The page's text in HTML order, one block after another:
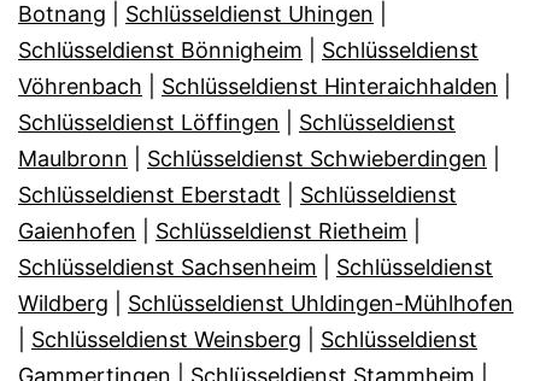
Botnang
Schlüsseldienst Uhingen
Schlüsseldienst Bönnigheim
Schlüsseldienst
Vöhrenbach
Schlüsseldienst Hinteraichhalden
Schlüsseldienst Löffingen
Schlüsseldienst
Maulbronn
Schlüsseldienst Schwieberdingen
Schlüsseldienst Eberstadt
Schlüsseldienst
Gaienhofen
Schlüsseldienst Rietheim
Schlüsseldienst Sachsenheim
Schlüsseldienst
Wildberg
Schlüsseldienst Uhldingen-Mühlhofen
Schlüsseldienst Weinsberg
Schlüsseldienst
Gammertingen
Schlüsseldienst Stammheim